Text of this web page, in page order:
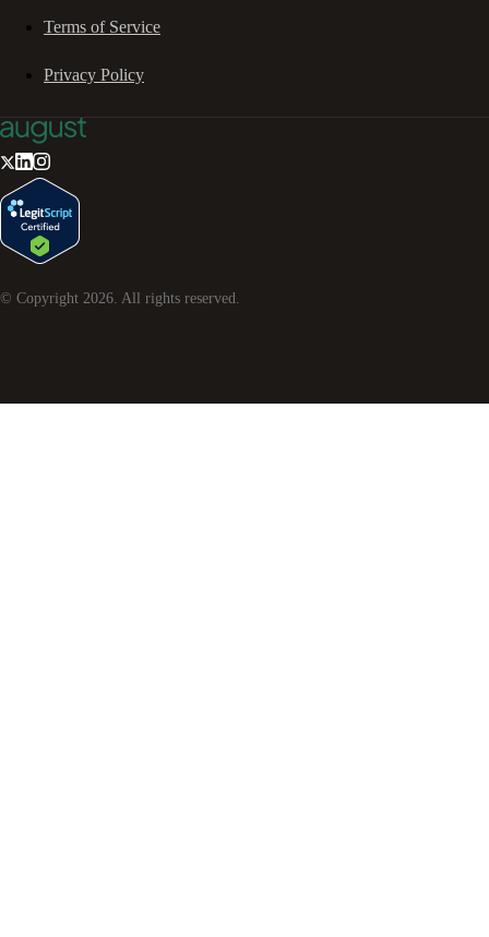
Terms of Service
Privacy Policy
© Copyright 2026. All rights reserved.